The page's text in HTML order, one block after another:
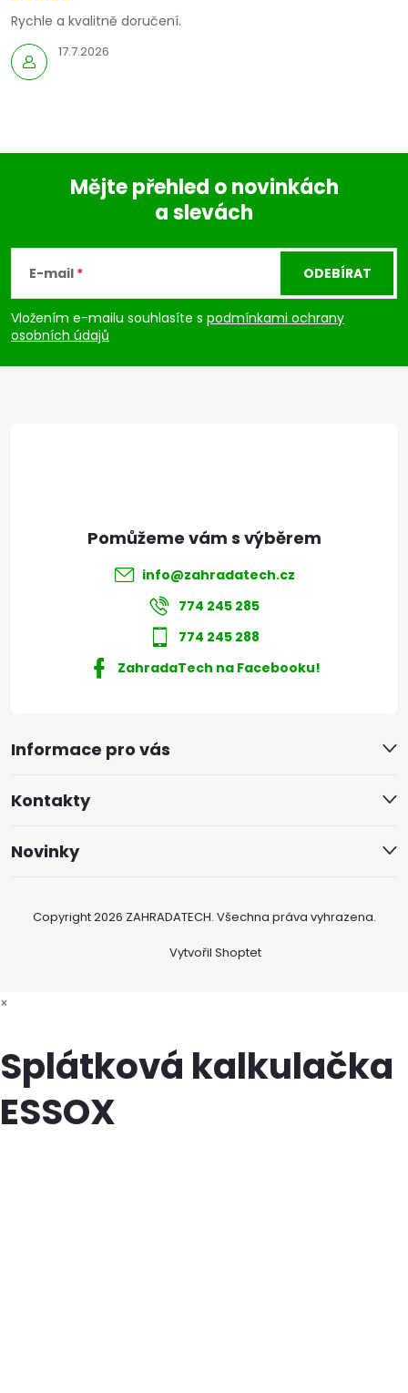
17.7.2026
Rychle a kvalitně doručení.
p
a
Mějte přehled o novinkách
a slevách
E-mail
Vložením e-mailu souhlasíte s podmínkami ochrany
osobních údajů
ODEBÍRAT
Informace pro vás
Kontakty
Novinky
info@zahradatech.cz
774 245 285
774 245 288
ZahradaTech na Facebooku!
Vytvořil Shoptet
Copyright 2026 ZAHRADATECH. Všechna práva vyhrazena.
×
Splátková kalkulačka
ESSOX